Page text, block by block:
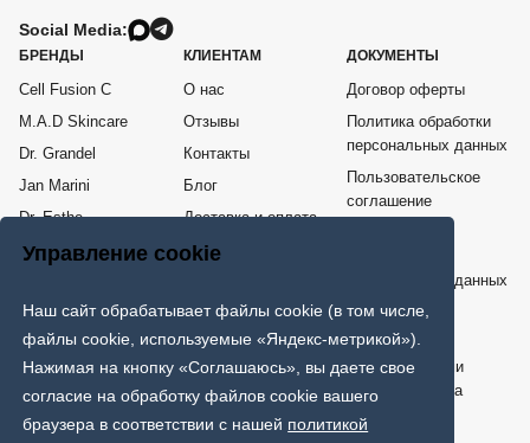
Управление cookie
Наш сайт обрабатывает файлы cookie (в том числе,
файлы cookie, используемые «Яндекс-метрикой»).
Нажимая на кнопку «Соглашаюсь», вы даете свое
согласие на обработку файлов cookie вашего
браузера в соответствии с нашей политикой
Social Media:
БРЕНДЫ
Cell Fusion C
M.A.D Skincare
Dr. Grandel
Jan Marini
Dr. Esthe
Me Line
КЛИЕНТАМ
О нас
Отзывы
Контакты
Блог
Доставка и оплата
Возврат товара
ДОКУМЕНТЫ
Договор оферты
Политика обработки
персональных данных
Пользовательское
соглашение
персональных данных
Карта сайта
ИНТЕРНЕТ - МАГАЗИН ПРОФЕССИОНАЛЬНОЙ КОСМЕТИКИ
Только клинически проверенная и протестированная врачами
дерматологами и косметологами эффективная космецевтика
мировых брендов.